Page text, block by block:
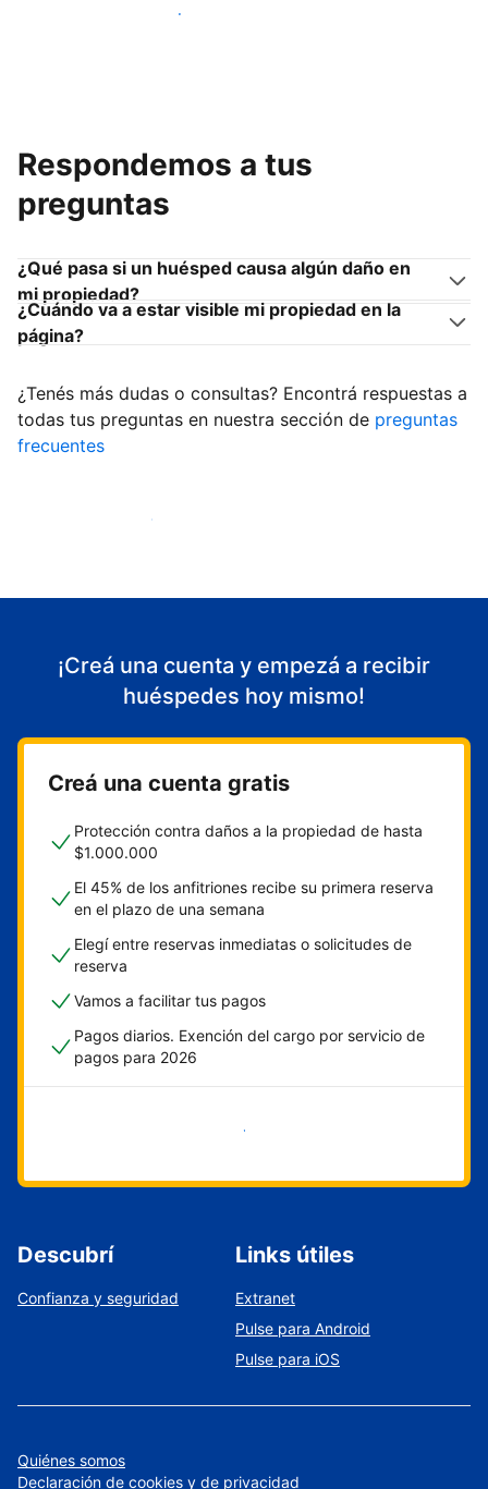
Unite a otros anfitriones como vos
Respondemos a tus
preguntas
¿Qué pasa si un huésped causa algún daño en
mi propiedad?
¿Cuándo va a estar visible mi propiedad en la
página?
¿Tenés más dudas o consultas? Encontrá respuestas a
todas tus preguntas en nuestra sección de preguntas
frecuentes
Empezá a recibir huéspedes
¡Creá una cuenta y empezá a recibir
huéspedes hoy mismo!
Creá una cuenta gratis
Protección contra daños a la propiedad de hasta
$1.000.000
El 45% de los anfitriones recibe su primera reserva
en el plazo de una semana
Elegí entre reservas inmediatas o solicitudes de
reserva
Vamos a facilitar tus pagos
Pagos diarios. Exención del cargo por servicio de
pagos para 2026
Empezar ahora
Descubrí
Confianza y seguridad
Links útiles
Extranet
Pulse para Android
Pulse para iOS
Quiénes somos
Declaración de cookies y de privacidad